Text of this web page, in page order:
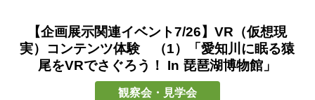
【企画展示関連イベント7/26】VR（仮想現
実）コンテンツ体験 （1）「愛知川に眠る猿
尾をVRでさぐろう！ In 琵琶湖博物館」
観察会・見学会